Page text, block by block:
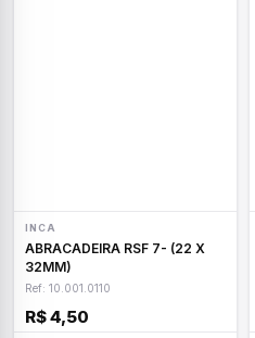
INCA
ABRACADEIRA RSF 7- (22 X
32MM)
Ref: 10.001.0110
R$ 4,50